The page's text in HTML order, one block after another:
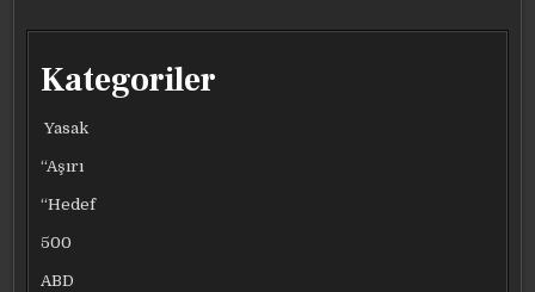
Kategoriler
Yasak
“Aşırı
“Hedef
500
ABD